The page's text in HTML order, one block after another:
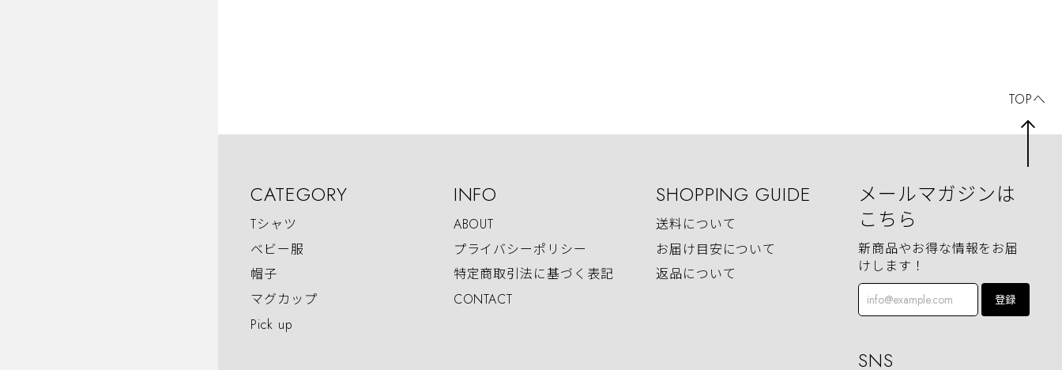
CATEGORY
Tシャツ
ベビー服
帽子
マグカップ
Pick up
INFO
ABOUT
プライバシーポリシー
特定商取引法に基づく表記
CONTACT
SHOPPING GUIDE
送料について
お届け目安について
返品について
メールマガジンは
こちら
新商品やお得な情報をお届
けします！
登録
SNS
TOPへ